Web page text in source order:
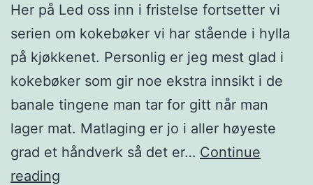
k
s
f
r
i
s
t
Her på Led oss inn i fristelse fortsetter vi
serien om kokebøker vi har stående i hylla
på kjøkkenet. Personlig er jeg mest glad i
kokebøker som gir noe ekstra innsikt i de
banale tingene man tar for gitt når man
lager mat. Matlaging er jo i aller høyeste
grad et håndverk så det er… Continue
reading